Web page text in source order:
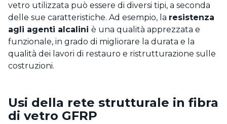
vetro utilizzata può essere di diversi tipi, a seconda
delle sue caratteristiche. Ad esempio, la resistenza
agli agenti alcalini è una qualità apprezzata e
funzionale, in grado di migliorare la durata e la
qualità dei lavori di restauro e ristrutturazione sulle
costruzioni.
Usi della rete strutturale in fibra
di vetro GFRP